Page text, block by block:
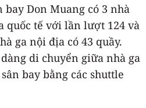
bay Don Muang có 3 nhà
quốc tế với lần lượt 124 và
ga nội địa có 43 quầy.
di chuyển giữa nhà ga
bay bằng các shuttle